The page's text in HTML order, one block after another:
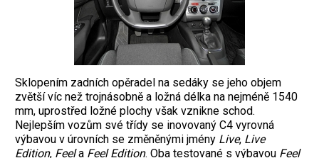
Sklopením zadních opěradel na sedáky se jeho objem
zvětší víc než trojnásobně a ložná délka na nejméně 1540
mm, uprostřed ložné plochy však vznikne schod.
Nejlepším vozům své třídy se inovovaný C4 vyrovná
výbavou v úrovních se změněnými jmény Live, Live
Edition, Feela Feel Edition. Oba testované s výbavou Feel